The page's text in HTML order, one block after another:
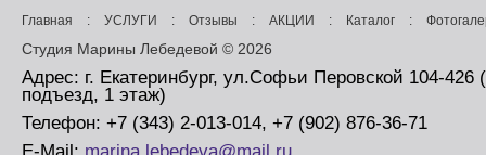
Главная : УСЛУГИ : Отзывы : АКЦИИ : Каталог :
Студия Марины Лебедевой © 2026
Адрес: г. Екатеринбург, ул.Софьи Перовской 104-426
подъезд, 1 этаж)
Телефон: +7 (343) 2-013-014, +7 (902) 876-36-71